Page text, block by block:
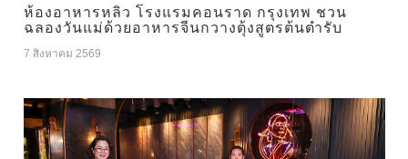
ห้องอาหารหลิว โรงแรมคอนราด กรุงเทพ ชวน
ฉลองวันแม่ด้วยอาหารจีนกวางตุ้งสูตรต้นตำรับ
7 สิงหาคม 2569